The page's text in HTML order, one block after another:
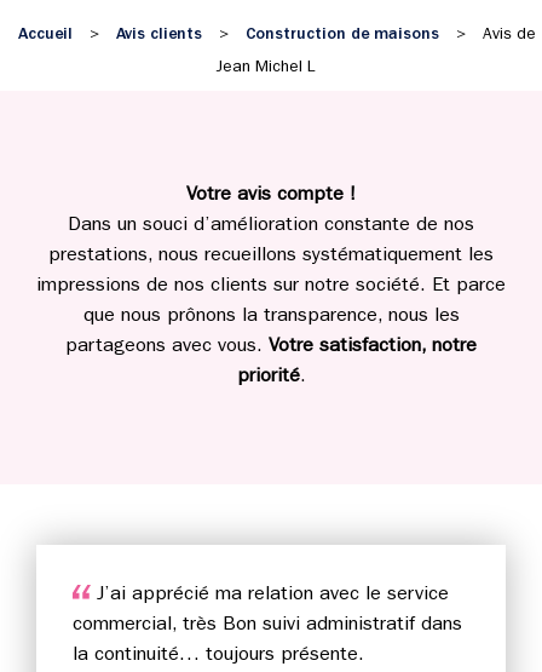
Accueil > Avis clients > Construction de maisons > Avis de
Jean Michel L
Votre avis compte !
Dans un souci d’amélioration constante de nos
prestations, nous recueillons systématiquement les
impressions de nos clients sur notre société. Et parce
que nous prônons la transparence, nous les
partageons avec vous. Votre satisfaction, notre
priorité.
J’ai apprécié ma relation avec le service
commercial, très Bon suivi administratif dans
la continuité… toujours présente.